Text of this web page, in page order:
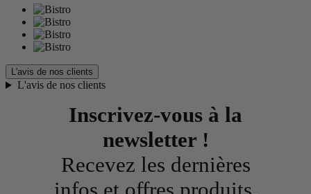
L'avis de nos clients
L'avis de nos clients
Inscrivez-vous à la
newsletter !
Recevez les dernières